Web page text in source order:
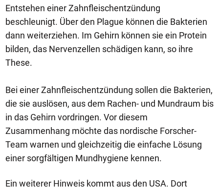
Entstehen einer Zahnfleischentzündung
beschleunigt. Über den Plague können die Bakterien
dann weiterziehen. Im Gehirn können sie ein Protein
bilden, das Nervenzellen schädigen kann, so ihre
These.
Bei einer Zahnfleischentzündung sollen die Bakterien,
die sie auslösen, aus dem Rachen- und Mundraum bis
in das Gehirn vordringen. Vor diesem
Zusammenhang möchte das nordische Forscher-
Team warnen und gleichzeitig die einfache Lösung
einer sorgfältigen Mundhygiene kennen.
Ein weiterer Hinweis kommt aus den USA. Dort